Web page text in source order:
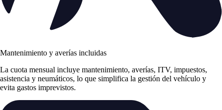
Mantenimiento y averías incluidas
La cuota mensual incluye mantenimiento, averías, ITV, impuestos,
asistencia y neumáticos, lo que simplifica la gestión del vehículo y
evita gastos imprevistos.